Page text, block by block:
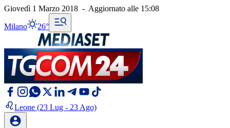
Giovedì 1 Marzo 2018 - Aggiornato alle 15:08
Milano 26°
Leone (23 Lug - 23 Ago)